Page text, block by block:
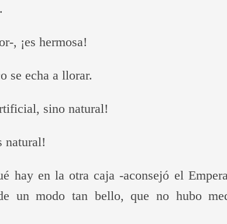
, ¡es hermosa!
se echa a llorar.
sino natural!
natural!
hay en la otra caja -aconsejó el
un modo tan bello, que no hubo